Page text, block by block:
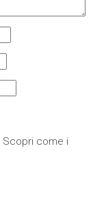
Scopri come i